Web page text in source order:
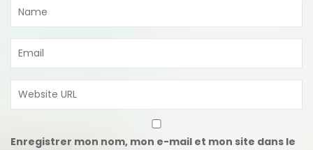
Enregistrer mon nom, mon e-mail et mon site dans le